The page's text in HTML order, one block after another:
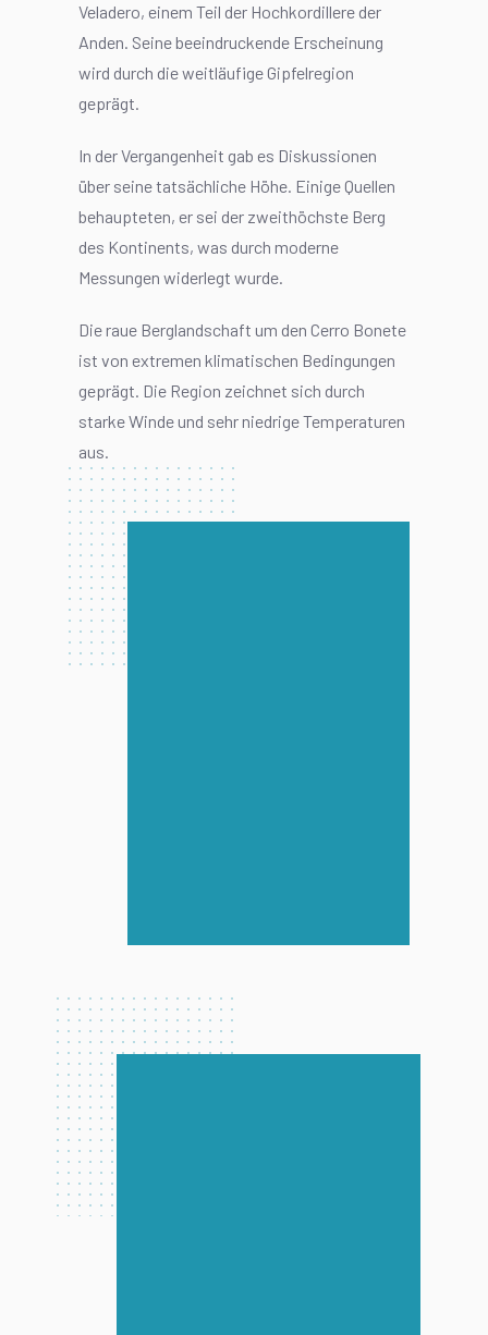
Veladero, einem Teil der Hochkordillere der
Anden. Seine beeindruckende Erscheinung
wird durch die weitläufige Gipfelregion
geprägt.
In der Vergangenheit gab es Diskussionen
über seine tatsächliche Höhe. Einige Quellen
behaupteten, er sei der zweithöchste Berg
des Kontinents, was durch moderne
Messungen widerlegt wurde.
Die raue Berglandschaft um den Cerro Bonete
ist von extremen klimatischen Bedingungen
geprägt. Die Region zeichnet sich durch
starke Winde und sehr niedrige Temperaturen
aus.